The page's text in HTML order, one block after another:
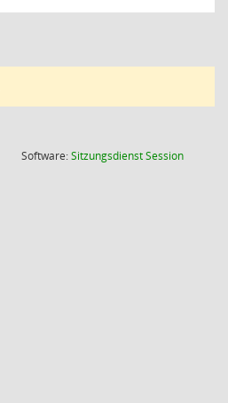
Software:SitzungsdienstSession(Wird in